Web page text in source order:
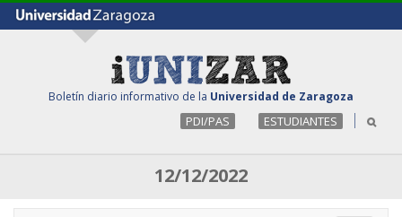
Boletín diario informativo de la Universidad de Zaragoza
PDI/PAS ESTUDIANTES
12/12/2022